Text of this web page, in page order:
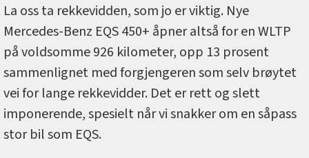
La oss ta rekkevidden, som jo er viktig. Nye
Mercedes-Benz EQS 450+ åpner altså for en WLTP
på voldsomme 926 kilometer, opp 13 prosent
sammenlignet med forgjengeren som selv brøytet
vei for lange rekkevidder. Det er rett og slett
imponerende, spesielt når vi snakker om en såpass
stor bil som EQS.